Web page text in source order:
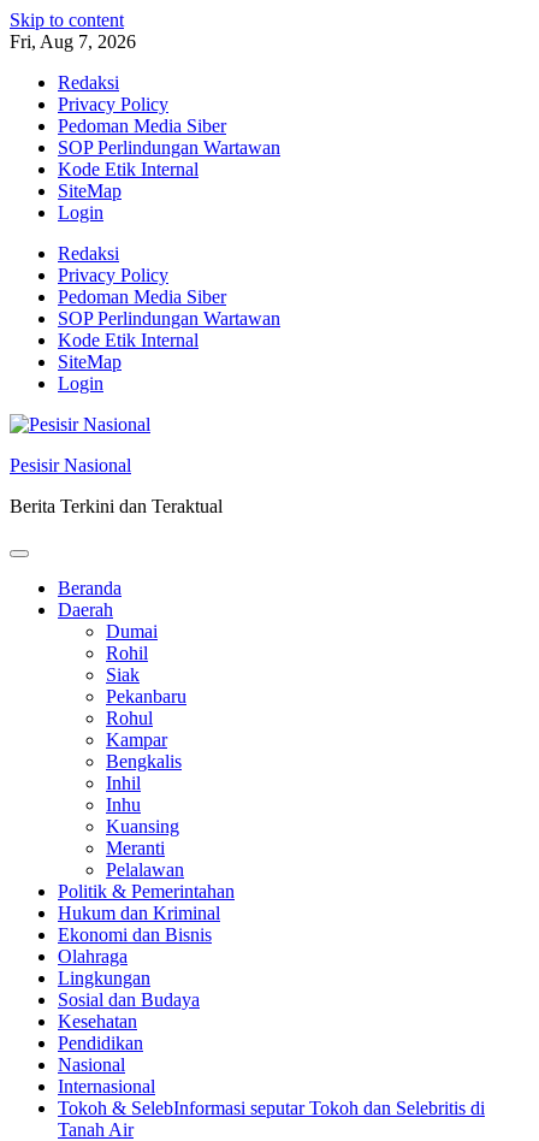
Skip to content
Fri, Aug 7, 2026
Redaksi
Privacy Policy
Pedoman Media Siber
SOP Perlindungan Wartawan
Kode Etik Internal
SiteMap
Login
Redaksi
Privacy Policy
Pedoman Media Siber
SOP Perlindungan Wartawan
Kode Etik Internal
SiteMap
Login
Pesisir Nasional
Berita Terkini dan Teraktual
Beranda
Daerah
Dumai
Rohil
Siak
Pekanbaru
Rohul
Kampar
Bengkalis
Inhil
Inhu
Kuansing
Meranti
Pelalawan
Politik & Pemerintahan
Hukum dan Kriminal
Ekonomi dan Bisnis
Olahraga
Lingkungan
Sosial dan Budaya
Kesehatan
Pendidikan
Nasional
Internasional
Tokoh & SelebInformasi seputar Tokoh dan Selebritis di
Tanah Air